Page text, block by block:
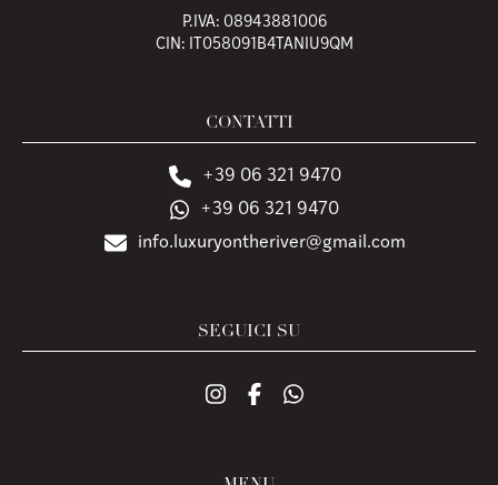
P.IVA: 08943881006
CIN: IT058091B4TANIU9QM
CONTATTI
+39 06 321 9470
+39 06 321 9470
info.luxuryontheriver@gmail.com
SEGUICI SU